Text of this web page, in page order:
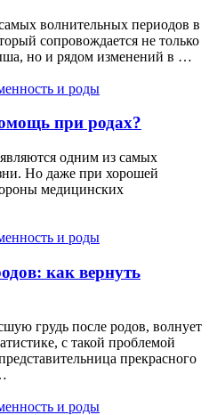
волнительных периодов в
сопровождается не только
но и рядом изменений в …
и роды
при родах?
одним из самых
Но даже при хорошей
медицинских
и роды
как вернуть
грудь после родов, волнует
с такой проблемой
прекрасного
и роды